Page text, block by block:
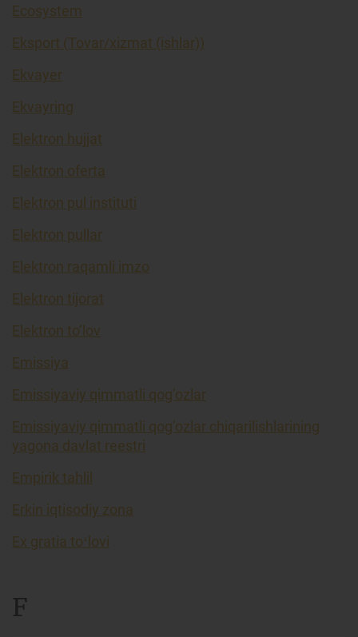
Ecosystem
Eksport (Tovar/xizmat (ishlar))
Ekvayer
Ekvayring
Elektron hujjat
Elektron oferta
Elektron pul instituti
Elektron pullar
Elektron raqamli imzo
Elektron tijorat
Elektron to’lov
Emissiya
Emissiyaviy qimmatli qog’ozlar
Emissiyaviy qimmatli qog’ozlar chiqarilishlarining
yagona davlat reestri
Empirik tahlil
Erkin iqtisodiy zona
Ex gratia toʻlovi
F